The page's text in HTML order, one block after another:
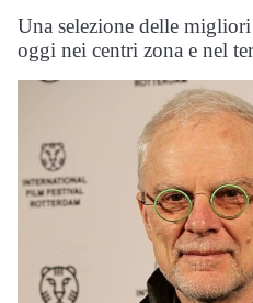
Una selezione delle
oggi nei centri zona e nel